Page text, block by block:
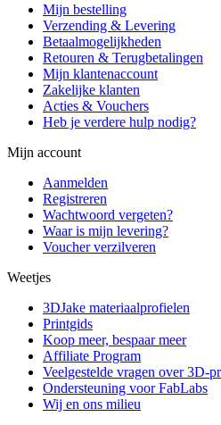
Mijn bestelling
Verzending & Levering
Betaalmogelijkheden
Retouren & Terugbetalingen
Mijn klantenaccount
Zakelijke klanten
Acties & Vouchers
Heb je verdere hulp nodig?
Mijn account
Aanmelden
Registreren
Wachtwoord vergeten?
Waar is mijn levering?
Voucher verzilveren
Weetjes
3DJake materiaalprofielen
Printgids
Koop meer, bespaar meer
Affiliate Program
Veelgestelde vragen over 3D-
Ondersteuning voor FabLabs
Wij en ons milieu